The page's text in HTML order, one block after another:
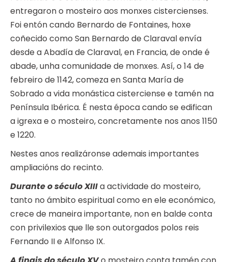
entregaron o mosteiro aos monxes cistercienses.
Foi entón cando Bernardo de Fontaines, hoxe
coñecido como San Bernardo de Claraval envía
desde a Abadía de Claraval, en Francia, de onde é
abade, unha comunidade de monxes. Así, o 14 de
febreiro de 1142, comeza en Santa María de
Sobrado a vida monástica cisterciense e tamén na
Península Ibérica. É nesta época cando se edifican
a igrexa e o mosteiro, concretamente nos anos 1150
e 1220.
Nestes anos realizáronse ademais importantes
ampliacións do recinto.
Durante o século XIIIa actividade do mosteiro,
tanto no ámbito espiritual como en ele económico,
crece de maneira importante, non en balde conta
con privilexios que lle son outorgados polos reis
Fernando II e Alfonso IX.